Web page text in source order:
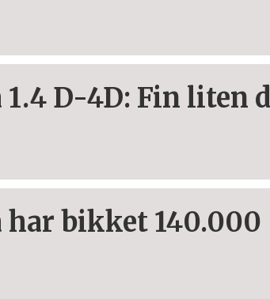
1.4 D-4D: Fin liten
har bikket 140.000